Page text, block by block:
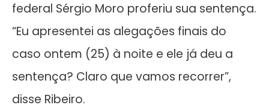
federal Sérgio Moro proferiu sua sentença.
“Eu apresentei as alegações finais do
caso ontem (25) à noite e ele já deu a
sentença? Claro que vamos recorrer”,
disse Ribeiro.